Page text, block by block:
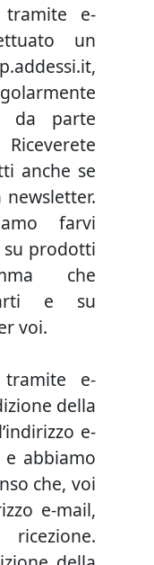
e-
un
da parte
anche se
farvi
prodotti
che
e su
voi.
tramite e-
della
e-
abbiamo
che, voi
e-mail,